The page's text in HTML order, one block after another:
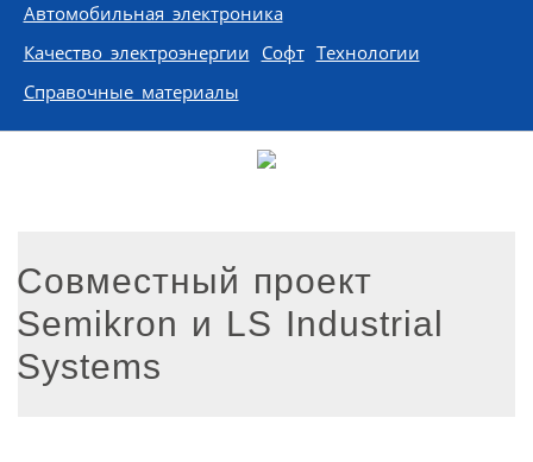
Автомобильная электроника
Качество электроэнергии Софт Технологии
Справочные материалы
Совместный проект
Semikron и LS Industrial
Systems